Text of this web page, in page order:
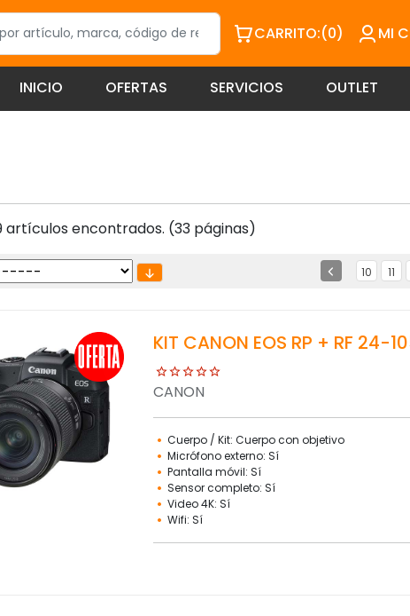
CARRITO:(0) MI
INICIO OFERTAS SERVICIOS OUTLET
artículos encontrados. (33 páginas)
10 11
KIT CANON EOS RP + RF 24-
CANON
Cuerpo / Kit: Cuerpo con objetivo
Micrófono externo: Sí
Pantalla móvil: Sí
Sensor completo: Sí
Video 4K: Sí
Wifi: Sí